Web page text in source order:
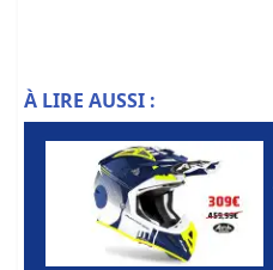
À LIRE AUSSI :